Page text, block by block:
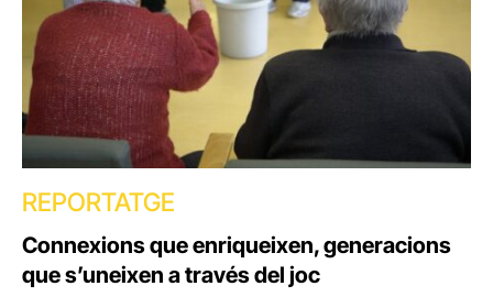
REPORTATGE
Connexions que enriqueixen, generacions
que s’uneixen a través del joc